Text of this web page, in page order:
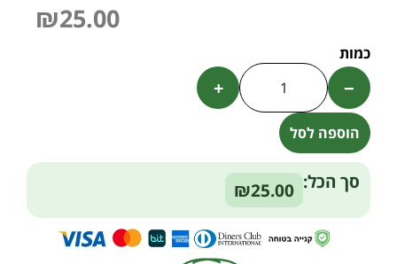
₪25.00
−
+
הוספה לסל
Alternative:
סך הכל: ₪25.00